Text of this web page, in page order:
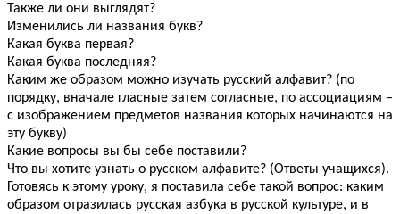
Также ли они выглядят?
Изменились ли названия букв?
Какая буква первая?
Какая буква последняя?
Каким же образом можно изучать русский алфавит? (по
порядку, вначале гласные затем согласные, по ассоциациям –
с изображением предметов названия которых начинаются на
эту букву)
Какие вопросы вы бы себе поставили?
Что вы хотите узнать о русском алфавите? (Ответы учащихся).
Готовясь к этому уроку, я поставила себе такой вопрос: каким
образом отразилась русская азбука в русской культуре, и в